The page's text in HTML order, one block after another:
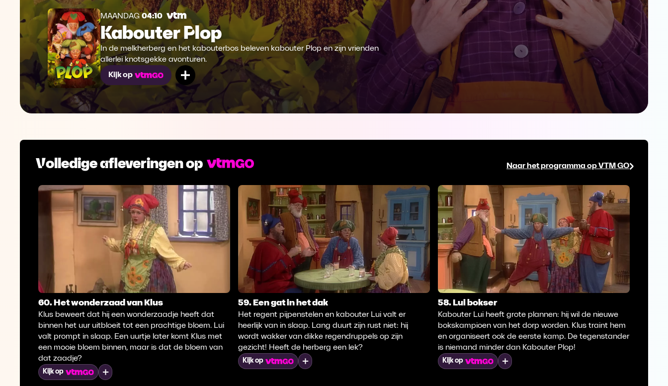
MAANDAG04:10
Kabouter Plop
In de melkherberg en het kabouterbos beleven kabouter Plop en zijn vrienden
allerlei knotsgekke avonturen.
Kijk op
Mijn lijst
Volledige afleveringen op Naar het programma op VTM GO
60. Het wonderzaad van Klus
Klus beweert dat hij een wonderzaadje heeft dat
binnen het uur uitbloeit tot een prachtige bloem. Lui
valt prompt in slaap. Een uurtje later komt Klus met
een mooie bloem binnen, maar is dat de bloem van
dat zaadje?
Kijk op
59. Een gat in het dak
Het regent pijpenstelen en kabouter Lui valt er
heerlijk van in slaap. Lang duurt zijn rust niet: hij
wordt wakker van dikke regendruppels op zijn
gezicht! Heeft de herberg een lek?
Kijk op
58. Lui bokser
Kabouter Lui heeft grote plannen: hij wil de nieuwe
bokskampioen van het dorp worden. Klus traint hem
en organiseert ook de eerste kamp. De tegenstander
is niemand minder dan Kabouter Plop!
Kijk op